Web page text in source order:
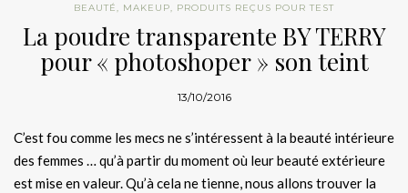
BEAUTÉ, MAKEUP, PRODUITS REÇUS POUR TEST
La poudre transparente BY TERRY
pour « photoshoper » son teint
13/10/2016
C’est fou comme les mecs ne s’intéressent à la beauté intérieure
des femmes … qu’à partir du moment où leur beauté extérieure
est mise en valeur. Qu’à cela ne tienne, nous allons trouver la